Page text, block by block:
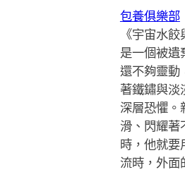
包養俱樂部
《宇宙水
是一個被遺
還不夠靈動
著鐵鏽與淡
深層恐懼。
滑、閃耀著
時，他就要
流時，外面